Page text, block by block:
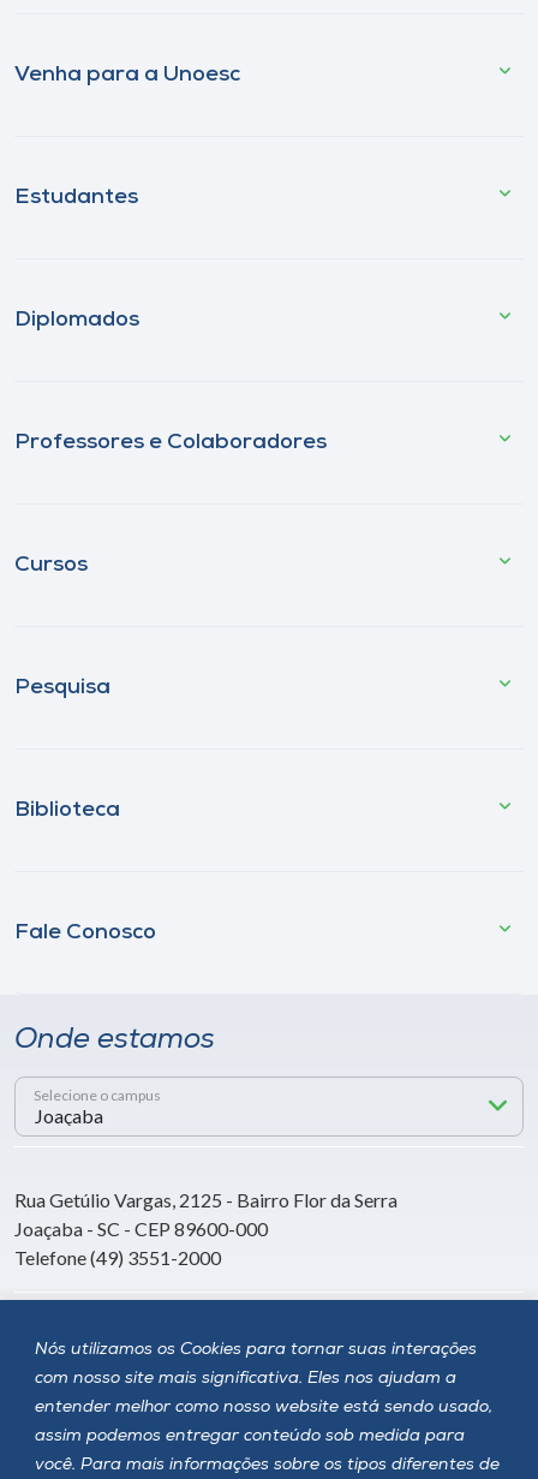
Nós utilizamos os Cookies para tornar suas interações
com nosso site mais significativa. Eles nos ajudam a
entender melhor como nosso website está sendo usado,
assim podemos entregar conteúdo sob medida para
você. Para mais informações sobre os tipos diferentes de
Venha para a Unoesc
Estudantes
Diplomados
Professores e Colaboradores
Cursos
Pesquisa
Biblioteca
Fale Conosco
Onde estamos
Selecione o campus
Rua Getúlio Vargas, 2125 - Bairro Flor da Serra
Joaçaba - SC - CEP 89600-000
Telefone (49) 3551-2000
Siga a Unoesc